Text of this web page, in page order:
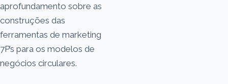
aprofundamento sobre as
construções das
ferramentas de marketing
7P’s para os modelos de
negócios circulares.